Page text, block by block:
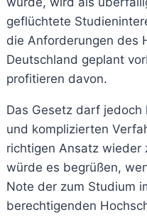
geflüchtete
die Anforderungen des
Deutschland geplant
profitieren davon.
Das Gesetz darf
und komplizierten
richtigen Ansatz wieder
würde es begrüßen,
Note der zum Studium
berechtigenden